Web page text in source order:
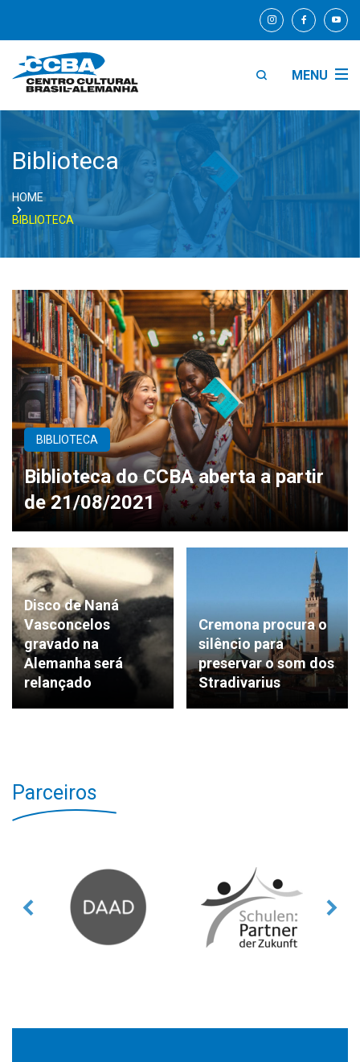
MENU
Biblioteca
HOME
BIBLIOTECA
BIBLIOTECA
Biblioteca do CCBA aberta a partir
de 21/08/2021
Disco de Naná
Vasconcelos
gravado na
Alemanha será
relançado
Cremona procura o
silêncio para
preservar o som dos
Stradivarius
Parceiros